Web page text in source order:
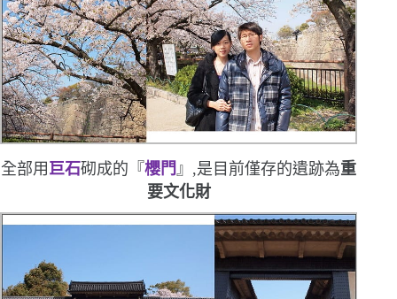
全部用 巨石砌成的『櫻門 』,是目前僅存的遺跡為重
要文化財